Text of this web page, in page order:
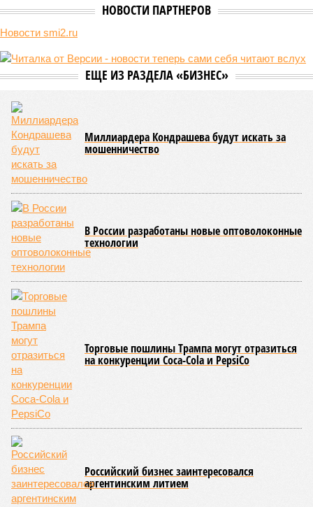
Пока в Ярославском районе СВАО дольщики «Сказочного леса»
уже получают ключи – в мае 2026 года были получены
разрешение на ввод жилищного комплекса в эксплуатацию –
совсем недалеко, в паре станций метро южнее, на Люблинской
улице, картина, можно сказать, прямо противоположная.
ЖК «Светлый мир «Станция Л»: та же группа компаний-
банкрот Seven Suns Development, та же
схема достройки через Capital Group осенью 2024 года, но
за прошедшие два года результатов, по словам дольщиков,
практически не видно. Поинформации
порталов, первую очередь ЖК строители обещают сдать к
декабрю 2026 г., вторую – к марту 2028-го. Но никто при
этом из кураторов стройки не задается вопросом: как эти
сроки должны материализоваться? На строительной
площадке, по свидетельствам дольщиков, регулярно
бывающих у забора, какая-либо техника отсутствует. Ни
бетононасосов, ни работающих кранов, ни признаков
мобилизации подрядчиков. При том, что до «декабря 2026»
осталось менее полугода.
Если в «Сказочном лесу» техзаказчик публично
отчитывался о поэтапной готовности – 90%, затем 97%, с
конкретными инженерными работами (усиление
монолитных конструкций, устранение проектных ошибок) –
то по «Станции Л» подобной публичной отчётности
дольщики не видят. Ни Capital Group, ни кураторы
строительства не подтверждают ни соблюдения графика